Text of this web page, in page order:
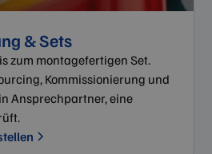
& Sets
zum montagefertigen Set.
Kommissionierung und
Ansprechpartner, eine